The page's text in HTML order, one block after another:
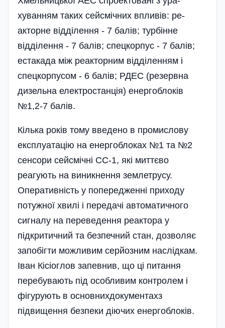
хуванням таких сейсмічних впливів: ре-
акторне відділення - 7 балів; турбінне
відділення - 7 балів; спецкорпус - 7 балів;
естакада між реакторним відділенням і
спецкорпусом - 6 балів; РДЕС (резервна
дизельна електростан­ція) енергоблоків
№1,2-7 балів.
Кілька років тому введено в промис­лову
експлуатацію на енергоблоках №1 та №2
сенсори сейсмічні СС-1, які мит­тєво
реагують на виникнення земле­трусу.
Оперативність у попередженні приходу
потужної хвилі і передачі авто­матичного
сигналу на переведення ре­актора у
підкритичний та безпечний стан, дозволяє
запобігти можливим серйозним наслідкам.
Іван Кісіоглов запевнив, що ці питання
перебувають під особливим контролем і
фігурують в основнихдокументахз
підвищення без­пеки діючих енергоблоків.